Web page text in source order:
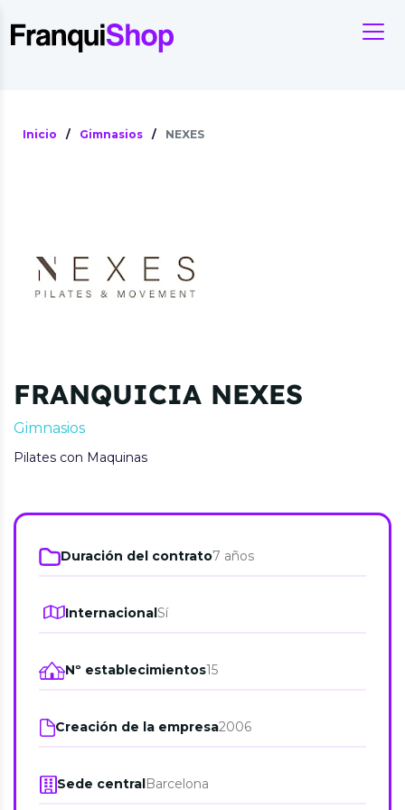
Inicio / Gimnasios / NEXES
FRANQUICIA NEXES
Gimnasios
Pilates con Maquinas
Duración del contrato7 años
InternacionalSí
Nº establecimientos15
Creación de la empresa2006
Sede centralBarcelona